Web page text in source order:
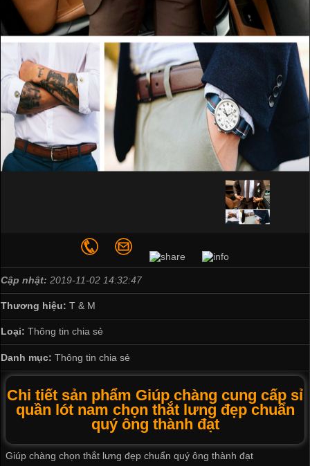
Cập nhật: 2019-11-02 14:32:47
Thương hiệu: T & M
Loại: Thông tin chia sẻ
Danh mục: Thông tin chia sẻ
Chi tiết sản phẩm Giúp chàng cung cấp sỉ
quần lót nam chọn thắt lưng đẹp chuẩn
quý ông thành đạt
Giúp chàng chọn thắt lưng đẹp chuẩn quý ông thành đạt